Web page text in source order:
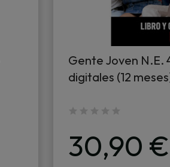
Gente Joven N.E.
digitales (12
30,90 €